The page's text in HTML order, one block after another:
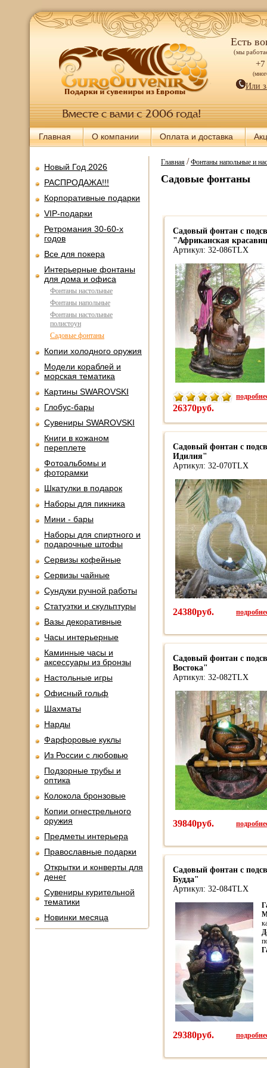
Есть
(мы
+7
Или
Главная О компании Оплата и доставка
Новый Год 2026
РАСПРОДАЖА!!!
Корпоративные подарки
VIP-подарки
Ретромания 30-60-х
годов
Все для покера
Интерьерные фонтаны
для дома и офиса
Фонтаны настольные
Фонтаны напольные
Фонтаны настольные
полистоун
Садовые фонтаны
Копии холодного оружия
Модели кораблей и
морская тематика
Картины SWAROVSKI
Глобус-бары
Сувениры SWAROVSKI
Книги в кожаном
переплете
Фотоальбомы и
фоторамки
Шкатулки в подарок
Наборы для пикника
Мини - бары
Наборы для спиртного и
подарочные штофы
Сервизы кофейные
Сервизы чайные
Сундуки ручной работы
Статуэтки и скульптуры
Вазы декоративные
Часы интерьерные
Каминные часы и
аксессуары из бронзы
Настольные игры
Офисный гольф
Шахматы
Нарды
Фарфоровые куклы
Из России с любовью
Подзорные трубы и
оптика
Колокола бронзовые
Копии огнестрельного
оружия
Предметы интерьера
Православные подарки
Открытки и конверты для
денег
Сувениры курительной
тематики
Новинки месяца
Главная/Фонтаны напольные и
Садовые фонтаны
Садовый фонтан с
"Африканская
Артикул: 32-086TLX
26370руб.
Садовый фонтан с
Идилия"
Артикул: 32-070TLX
24380руб.
Садовый фонтан с
Востока"
Артикул: 32-082TLX
39840руб.
Садовый фонтан с
Будда"
Артикул: 32-084TLX
29380руб.